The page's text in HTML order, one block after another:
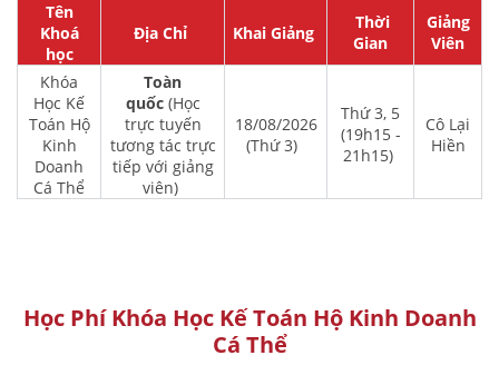
Tên
Khoá
học
Địa Chỉ Khai Giảng
Thời
Gian
Giảng
Viên
Khóa
Học Kế
Toán Hộ
Kinh
Doanh
Cá Thể
Toàn
quốc(Học
trực tuyến
tương tác trực
tiếp với giảng
viên)
18/08/2026
(Thứ 3)
Thứ 3, 5
(19h15 -
21h15)
Cô Lại
Hiền
Học Phí Khóa Học Kế Toán Hộ Kinh Doanh
Cá Thể